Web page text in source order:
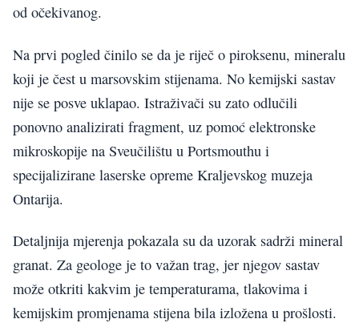
od očekivanog.
Na prvi pogled činilo se da je riječ o piroksenu, mineralu
koji je čest u marsovskim stijenama. No kemijski sastav
nije se posve uklapao. Istraživači su zato odlučili
ponovno analizirati fragment, uz pomoć elektronske
mikroskopije na Sveučilištu u Portsmouthu i
specijalizirane laserske opreme Kraljevskog muzeja
Ontarija.
Detaljnija mjerenja pokazala su da uzorak sadrži mineral
granat. Za geologe je to važan trag, jer njegov sastav
može otkriti kakvim je temperaturama, tlakovima i
kemijskim promjenama stijena bila izložena u prošlosti.